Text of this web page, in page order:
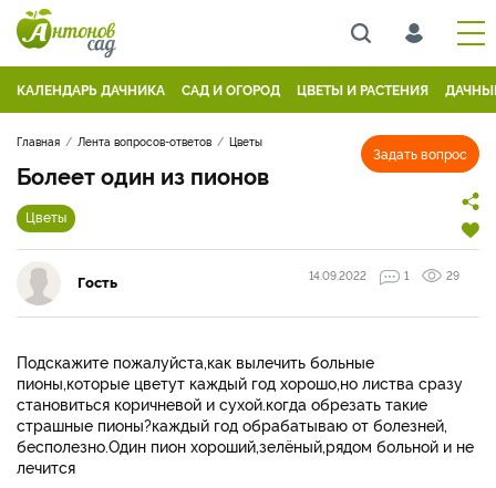
КАЛЕНДАРЬ ДАЧНИКА САД И ОГОРОД ЦВЕТЫ И РАСТЕНИЯ
Задать вопрос
Главная Лента вопросов-ответов Цветы
Болеет один из пионов
Цветы
Гость 14.09.2022 1 29
Подскажите пожалуйста,как вылечить больные
пионы,которые цветут каждый год хорошо,но листва сразу
становиться коричневой и сухой.когда обрезать такие
страшные пионы?каждый год обрабатываю от болезней,
бесполезно.Один пион хороший,зелёный,рядом больной и не
лечится